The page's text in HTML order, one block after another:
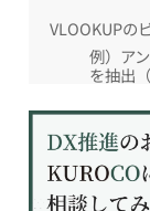
VLOOKUPの
例）ア
を抽出
例）ア
を抽出
ときの